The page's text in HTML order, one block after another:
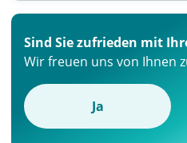
Sind Sie zufrieden mit
Wir freuen uns von Ihnen
Ja